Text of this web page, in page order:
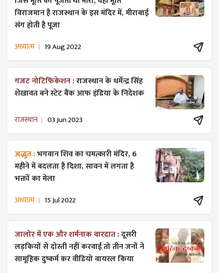
विराजमान है राजस्थान के इस मंदिर में, मीराबाई
संग होती है पूजा
अध्यात्म 19 Aug 2022
गजट ​नोटिफिकेशन :राजस्थान के धर्मेन्द्र सिंह
शेखावत बने स्टेट बैंक आफ इंडिया के निदेशक
राजस्थान 03 Jun 2023
अद्भुत :भगवान शिव का चमत्कारी मंदिर, 6
महीने में बदलता है दिशा, सावन में लगता है
भक्तों का मेला
अध्यात्म 15 Jul 2022
जालोर में एक और शर्मनाक वारदात :दूसरी
लड़कियों से दोस्ती नहीं करवाई तो तीन जनों ने
सामूहिक दुष्कर्म कर वीडियो वायरल किया